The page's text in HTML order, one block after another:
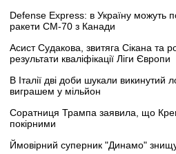
Defense Express: в Україну можуть
ракети CM-70 з Канади
Асист Судакова, звитяга Сікана та
результати кваліфікації Ліги Європи
В Італії дві доби шукали викинутий
виграшем у мільйон
Соратниця Трампа заявила, що
покірними
Ймовірний суперник "Динамо"